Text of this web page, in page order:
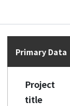
Primary Data
Project
title